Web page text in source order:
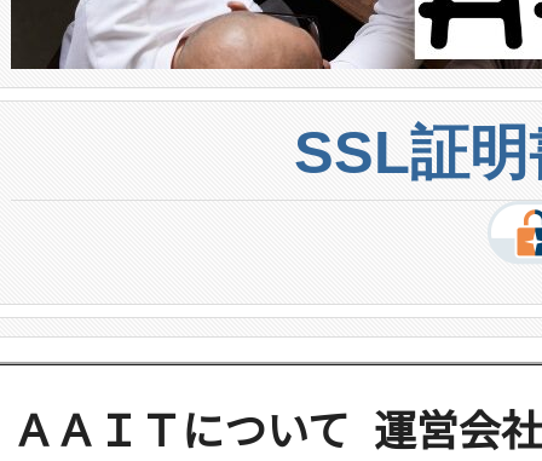
SSL証
ＡＡＩＴについて 運営会社